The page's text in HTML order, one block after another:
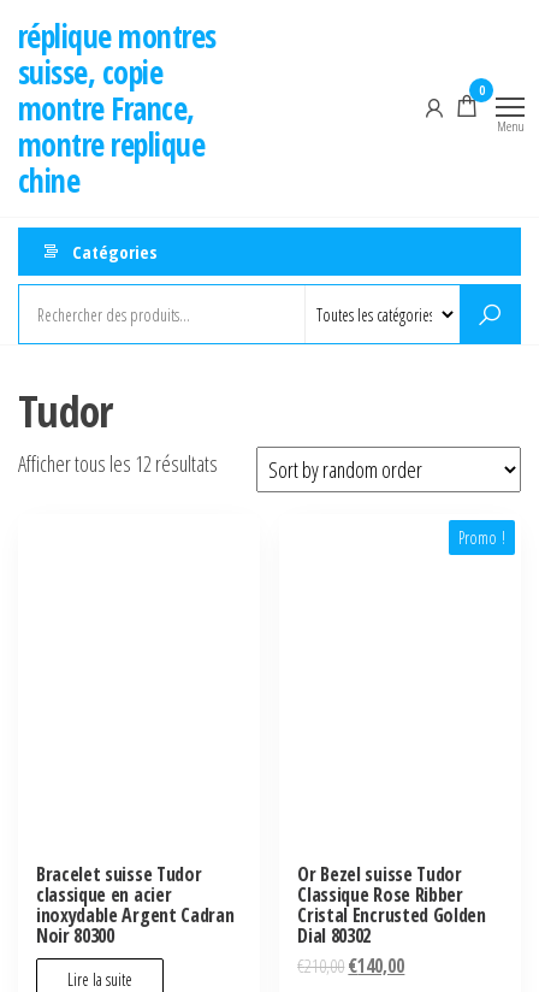
contenu
réplique montres
suisse, copie
montre France,
montre replique
chine
0
Menu
Catégories
Tudor
Afficher tous les 12 résultats
Bracelet suisse Tudor
classique en acier
inoxydable Argent Cadran
Noir 80300
Lire la suite
Promo !
Or Bezel suisse Tudor
Classique Rose Ribber
Cristal Encrusted Golden
Dial 80302
€210,00€140,00